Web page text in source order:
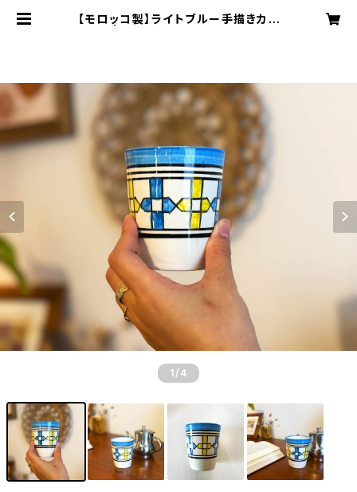
【モロッコ製】ライトブルー手描きカッ
1 /4